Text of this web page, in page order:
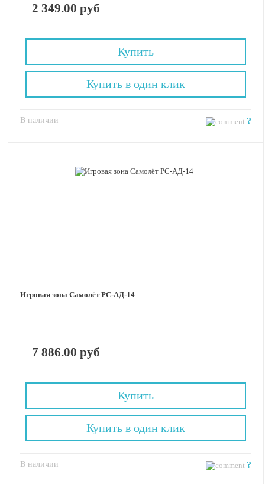
2 349.00 руб
Купить
В наличии ?
Купить в один клик
Игровая зона Самолёт РС-АД-14
7 886.00 руб
Купить
В наличии ?
Купить в один клик